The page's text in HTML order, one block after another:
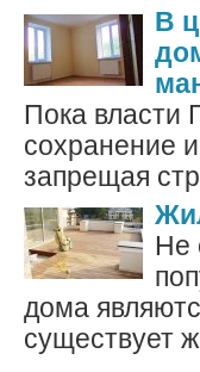
В
Пока власти
сохранение
запрещая
Не
дома
существует